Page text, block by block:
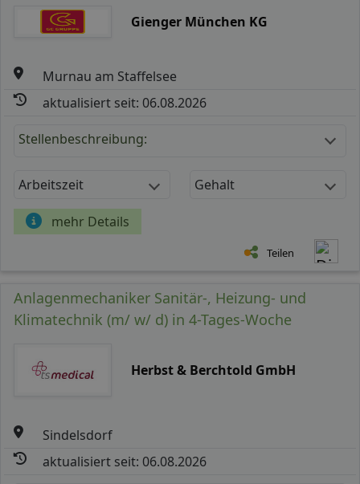
Gienger München KG
Murnau am Staffelsee
aktualisiert seit: 06.08.2026
Stellenbeschreibung:
Arbeitszeit Gehalt
mehr Details
Teilen
Anlagenmechaniker Sanitär-, Heizung- und
Klimatechnik (m/ w/ d) in 4-Tages-Woche
Herbst & Berchtold GmbH
Sindelsdorf
aktualisiert seit: 06.08.2026